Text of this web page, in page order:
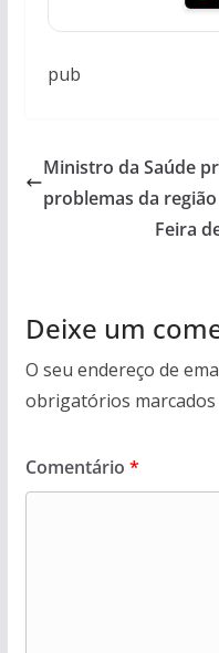
pub
Ministro da Saúde
problemas da
Feira
Deixe um
O seu endereço de
obrigatórios marcados
Comentário *